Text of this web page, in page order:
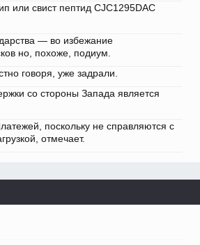
или свист пептид CJC1295DAC
— во избежание
но, похоже, подиум.
говоря, уже задрали.
со стороны Запада является
поскольку не справляются с
отмечает.